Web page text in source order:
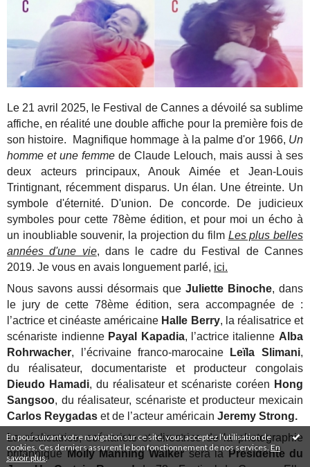
En poursuivant votre navigation sur ce site, vous acceptez l'utilisation de
cookies. Ces derniers assurent le bon fonctionnement de nos services.En
savoir plus.
Le 21 avril 2025, le Festival de Cannes a dévoilé sa sublime
affiche, en réalité une double affiche pour la première fois de
son histoire. Magnifique hommage à la palme d'or 1966, Un
homme et une femme de Claude Lelouch, mais aussi à ses
deux acteurs principaux, Anouk Aimée et Jean-Louis
Trintignant, récemment disparus. Un élan. Une étreinte. Un
symbole d'éternité. D'union. De concorde. De judicieux
symboles pour cette 78ème édition, et pour moi un écho à
un inoubliable souvenir, la projection du film Les plus belles
années d'une vie, dans le cadre du Festival de Cannes
2019. Je vous en avais longuement parlé, ici.
Nous savons aussi désormais que Juliette Binoche, dans
le jury de cette 78ème édition, sera accompagnée de :
l’actrice et cinéaste américaine Halle Berry, la réalisatrice et
scénariste indienne Payal Kapadia, l’actrice italienne Alba
Rohrwacher, l’écrivaine franco-marocaine Leïla Slimani,
du réalisateur, documentariste et producteur congolais
Dieudo Hamadi, du réalisateur et scénariste coréen Hong
Sangsoo, du réalisateur, scénariste et producteur mexicain
Carlos Reygadaset de l’acteur américainJeremy Strong.
La réalisatrice, scénariste et directrice de la photographie
britanniqueMolly Manning Walkersera laPrésidente du